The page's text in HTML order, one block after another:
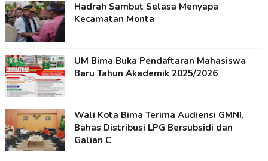
Hadrah Sambut Selasa Menyapa
Kecamatan Monta
UM Bima Buka Pendaftaran Mahasiswa
Baru Tahun Akademik 2025/2026
Wali Kota Bima Terima Audiensi GMNI,
Bahas Distribusi LPG Bersubsidi dan
Galian C